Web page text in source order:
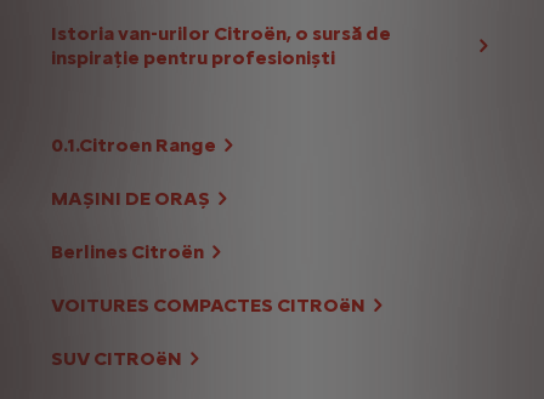
Istoria van-urilor Citroën, o sursă de
inspirație pentru profesioniști
0.1.Citroen Range
MAȘINI DE ORAȘ
Berlines Citroën
VOITURES COMPACTES CITROëN
SUV CITROëN